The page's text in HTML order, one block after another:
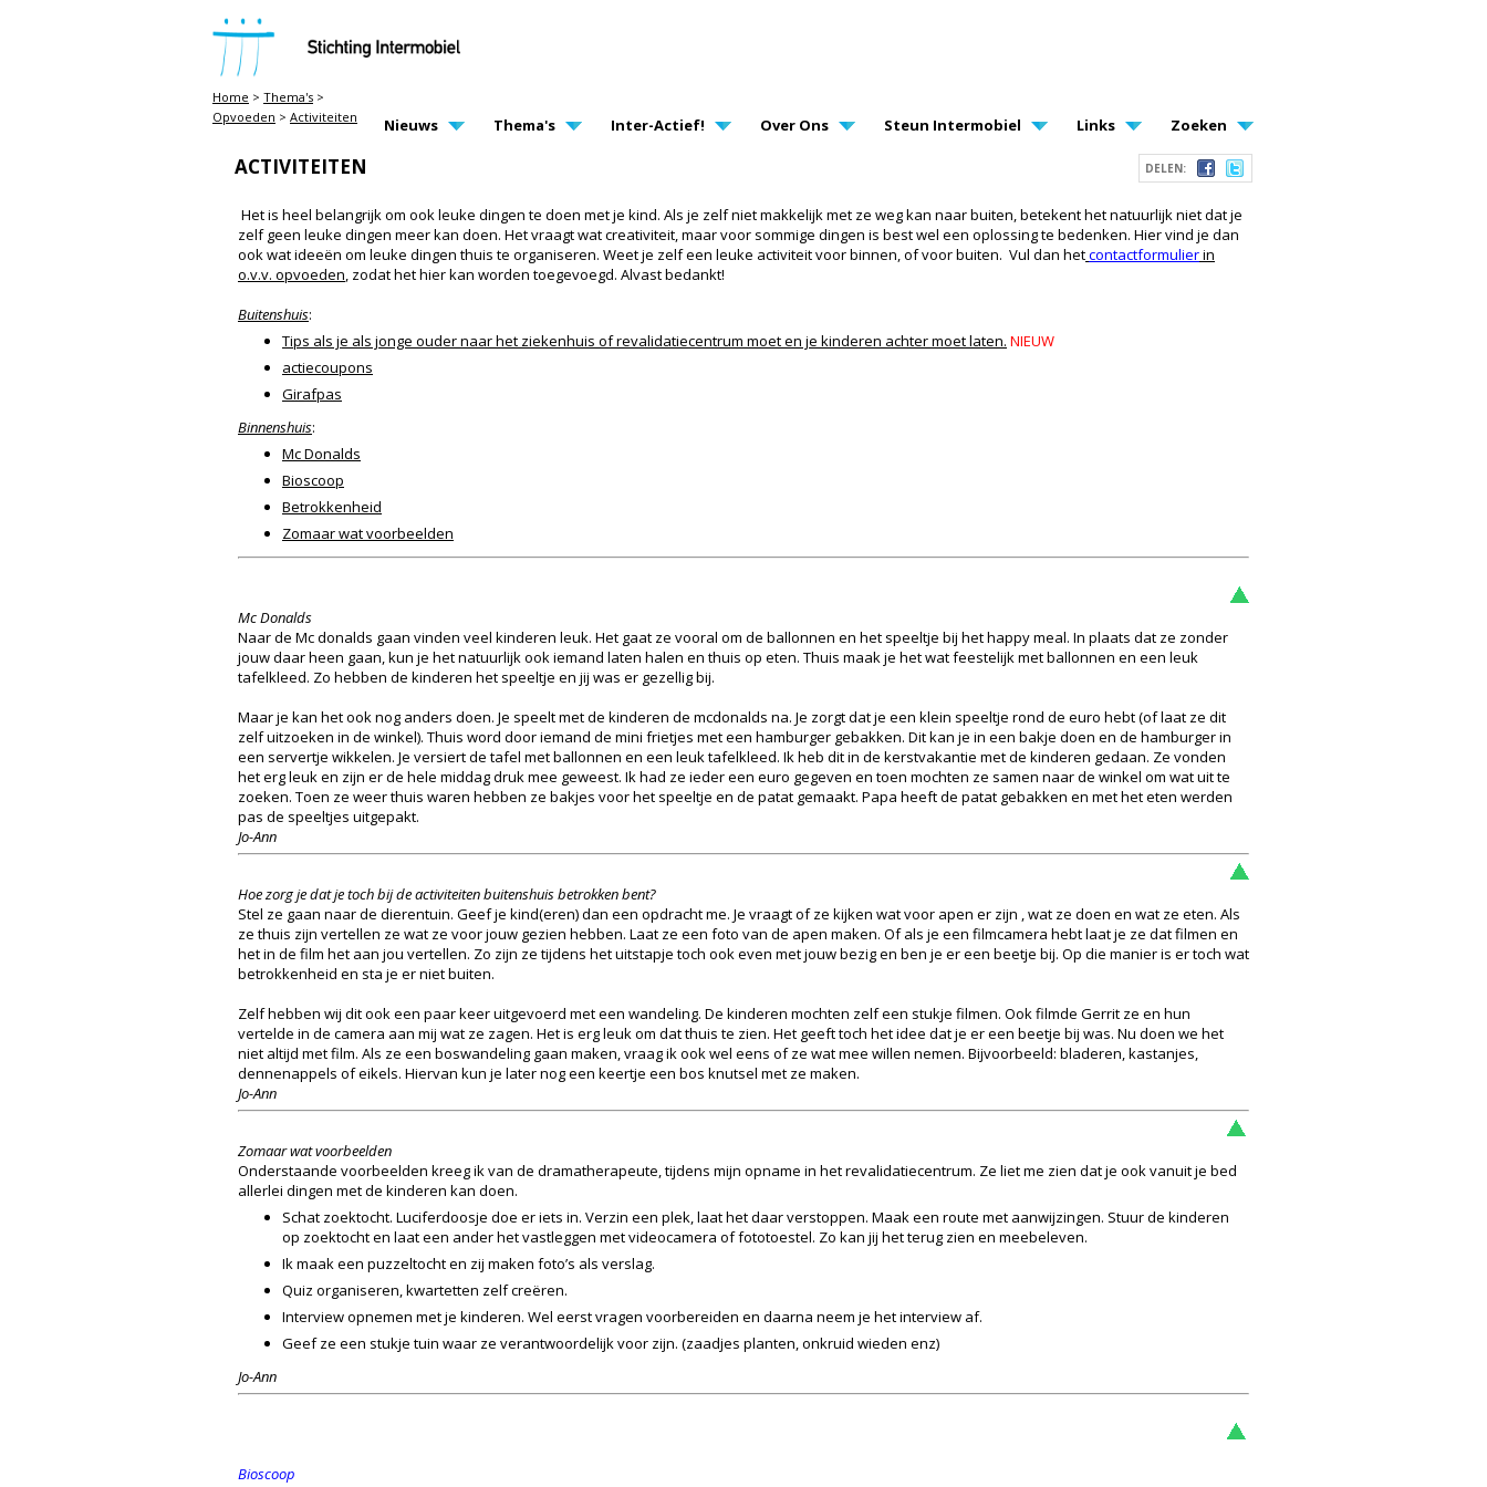
STICHTING INTERMOBIEL
MAIN PAGE NAVIGATION
Nieuws Thema's Inter-Actief! Over Ons Steun Intermobiel Links Zoeken
Home > Thema's >
Opvoeden > Activiteiten
DELEN:
ACTIVITEITEN
Het is heel belangrijk om ook leuke dingen te doen met je kind. Als je zelf niet makkelijk met ze weg kan naar buiten, betekent het natuurlijk niet dat je
zelf geen leuke dingen meer kan doen. Het vraagt wat creativiteit, maar voor sommige dingen is best wel een oplossing te bedenken. Hier vind je dan
ook wat ideeën om leuke dingen thuis te organiseren. Weet je zelf een leuke activiteit voor binnen, of voor buiten. Vul dan hetcontactformulierin
o.v.v. opvoeden, zodat het hier kan worden toegevoegd. Alvast bedankt!
Buitenshuis:
Tips als je als jonge ouder naar het ziekenhuis of revalidatiecentrum moet en je kinderen achter moet laten. NIEUW
actiecoupons
Girafpas
Binnenshuis:
Mc Donalds
Bioscoop
Betrokkenheid
Zomaar wat voorbeelden
Mc Donalds
Naar de Mc donalds gaan vinden veel kinderen leuk. Het gaat ze vooral om de ballonnen en het speeltje bij het happy meal. In plaats dat ze zonder
jouw daar heen gaan, kun je het natuurlijk ook iemand laten halen en thuis op eten. Thuis maak je het wat feestelijk met ballonnen en een leuk
tafelkleed. Zo hebben de kinderen het speeltje en jij was er gezellig bij.
Maar je kan het ook nog anders doen. Je speelt met de kinderen de mcdonalds na. Je zorgt dat je een klein speeltje rond de euro hebt (of laat ze dit
zelf uitzoeken in de winkel). Thuis word door iemand de mini frietjes met een hamburger gebakken. Dit kan je in een bakje doen en de hamburger in
een servertje wikkelen. Je versiert de tafel met ballonnen en een leuk tafelkleed. Ik heb dit in de kerstvakantie met de kinderen gedaan. Ze vonden
het erg leuk en zijn er de hele middag druk mee geweest. Ik had ze ieder een euro gegeven en toen mochten ze samen naar de winkel om wat uit te
zoeken. Toen ze weer thuis waren hebben ze bakjes voor het speeltje en de patat gemaakt. Papa heeft de patat gebakken en met het eten werden
pas de speeltjes uitgepakt.
Jo-Ann
Hoe zorg je dat je toch bij de activiteiten buitenshuis betrokken bent?
Stel ze gaan naar de dierentuin. Geef je kind(eren) dan een opdracht me. Je vraagt of ze kijken wat voor apen er zijn , wat ze doen en wat ze eten. Als
ze thuis zijn vertellen ze wat ze voor jouw gezien hebben. Laat ze een foto van de apen maken. Of als je een filmcamera hebt laat je ze dat filmen en
het in de film het aan jou vertellen. Zo zijn ze tijdens het uitstapje toch ook even met jouw bezig en ben je er een beetje bij. Op die manier is er toch wat
betrokkenheid en sta je er niet buiten.
Zelf hebben wij dit ook een paar keer uitgevoerd met een wandeling. De kinderen mochten zelf een stukje filmen. Ook filmde Gerrit ze en hun
vertelde in de camera aan mij wat ze zagen. Het is erg leuk om dat thuis te zien. Het geeft toch het idee dat je er een beetje bij was. Nu doen we het
niet altijd met film. Als ze een boswandeling gaan maken, vraag ik ook wel eens of ze wat mee willen nemen. Bijvoorbeeld: bladeren, kastanjes,
dennenappels of eikels. Hiervan kun je later nog een keertje een bos knutsel met ze maken.
Jo-Ann
Zomaar wat voorbeelden
Onderstaande voorbeelden kreeg ik van de dramatherapeute, tijdens mijn opname in het revalidatiecentrum. Ze liet me zien dat je ook vanuit je bed
allerlei dingen met de kinderen kan doen.
Schat zoektocht. Luciferdoosje doe er iets in. Verzin een plek, laat het daar verstoppen. Maak een route met aanwijzingen. Stuur de kinderen
op zoektocht en laat een ander het vastleggen met videocamera of fototoestel. Zo kan jij het terug zien en meebeleven.
Ik maak een puzzeltocht en zij maken foto’s als verslag.
Quiz organiseren, kwartetten zelf creëren.
Interview opnemen met je kinderen. Wel eerst vragen voorbereiden en daarna neem je het interview af.
Geef ze een stukje tuin waar ze verantwoordelijk voor zijn. (zaadjes planten, onkruid wieden enz)
Jo-Ann
Bioscoop